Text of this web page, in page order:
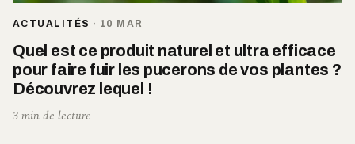
ACTUALITÉS · 10 MAR
Quel est ce produit naturel et ultra efficace
pour faire fuir les pucerons de vos plantes ?
Découvrez lequel !
3 min de lecture